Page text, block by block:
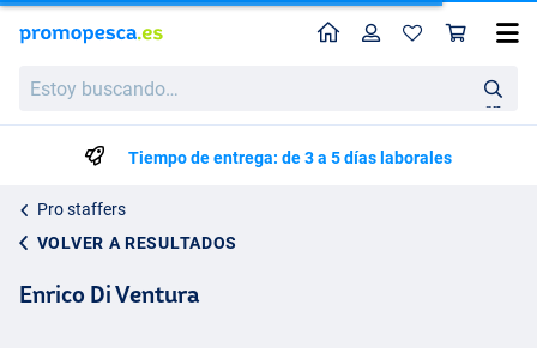
buscando…
en
Perfil
Tiempo de entrega: de 3 a 5 días laborales
Pro staffers
VOLVER A RESULTADOS
Enrico Di Ventura